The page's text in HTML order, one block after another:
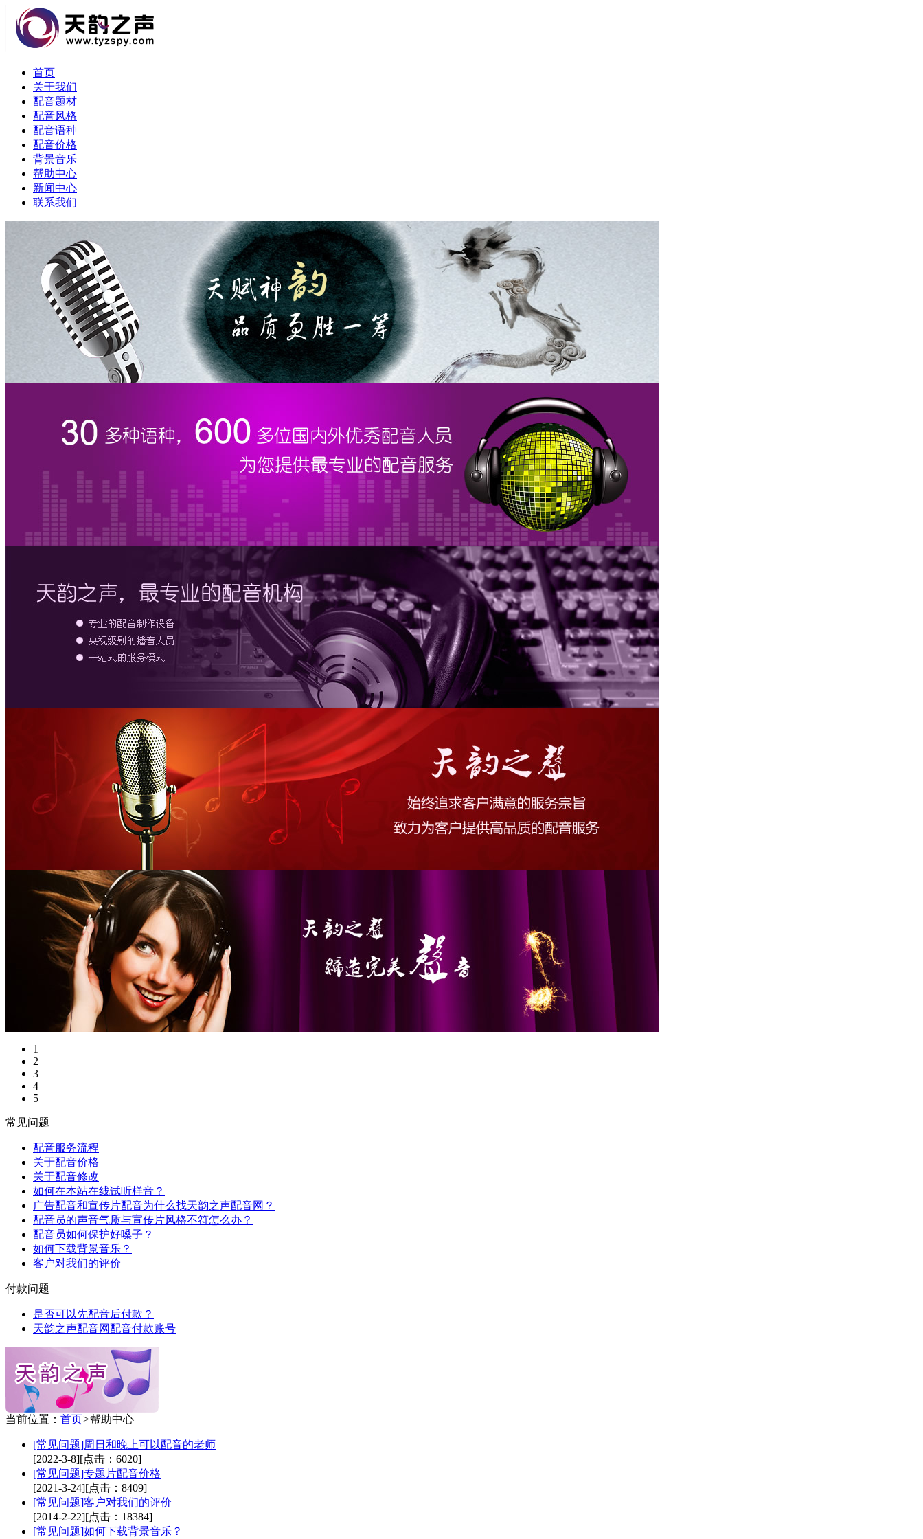
首页
关于我们
配音题材
配音风格
配音语种
配音价格
背景音乐
帮助中心
新闻中心
联系我们
1
2
3
4
5
常见问题
配音服务流程
关于配音价格
关于配音修改
如何在本站在线试听样音？
广告配音和宣传片配音为什么找天韵之声配音网？
配音员的声音气质与宣传片风格不符怎么办？
配音员如何保护好嗓子？
如何下载背景音乐？
客户对我们的评价
付款问题
是否可以先配音后付款？
天韵之声配音网配音付款账号
当前位置： 首页>帮助中心
[常见问题]周日和晚上可以配音的老师
[2022-3-8][点击：6020]
[常见问题]专题片配音价格
[2021-3-24][点击：8409]
[常见问题]客户对我们的评价
[2014-2-22][点击：18384]
[常见问题]如何下载背景音乐？